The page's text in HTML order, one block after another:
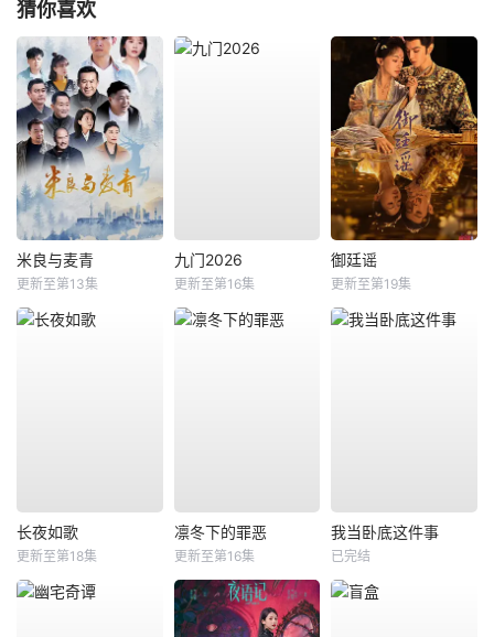
猜你喜欢
米良与麦青
更新至第13集
九门2026
更新至第16集
御廷谣
更新至第19集
长夜如歌
更新至第18集
凛冬下的罪恶
更新至第16集
我当卧底这件事
已完结